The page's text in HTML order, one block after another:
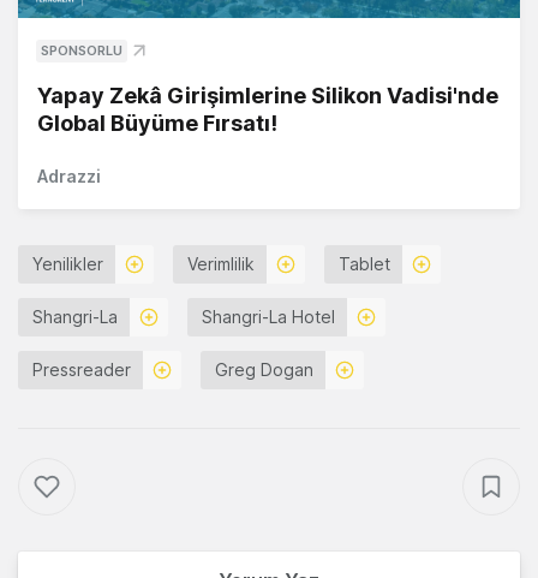
SPONSORLU
Yapay Zekâ Girişimlerine Silikon Vadisi'nde
Global Büyüme Fırsatı!
Adrazzi
Yenilikler Verimlilik Tablet
Shangri-La Shangri-La Hotel
Pressreader Greg Dogan